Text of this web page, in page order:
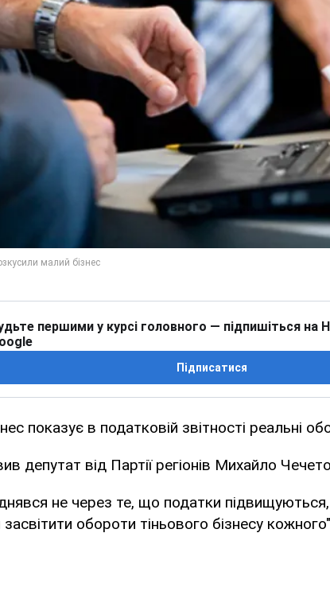
першими у курсі головного — підпишіться на
Підписатися
показує в податковій звітності реальні
депутат від Партії регіонів Михайло
не через те, що податки
обороти тіньового бізнесу